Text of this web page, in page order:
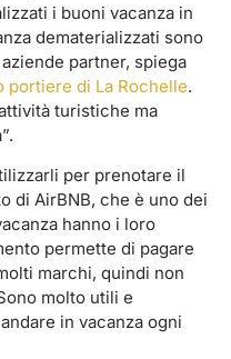
i buoni vacanza in
dematerializzati sono
partner, spiega
portiere di La Rochelle.
turistiche ma
per prenotare il
di AirBNB, che è uno dei
hanno i loro
permette di pagare
marchi, quindi non
molto utili e
in vacanza ogni